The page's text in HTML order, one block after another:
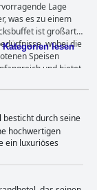
Lage
was es zu einem
ist großartig
wobei die
Speisen
und bietet
geeignet
und blitzsauber und
Das
und bietet
Der
bietet eine
zu hören
und weichem Sand
lesen
besticht durch seine
hochwertigen
ein luxuriöses